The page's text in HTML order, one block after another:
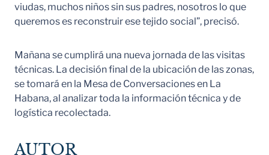
viudas, muchos niños sin sus padres, nosotros lo que
queremos es reconstruir ese tejido social”, precisó.
Mañana se cumplirá una nueva jornada de las visitas
técnicas. La decisión final de la ubicación de las zonas,
se tomará en la Mesa de Conversaciones en La
Habana, al analizar toda la información técnica y de
logística recolectada.
AUTOR